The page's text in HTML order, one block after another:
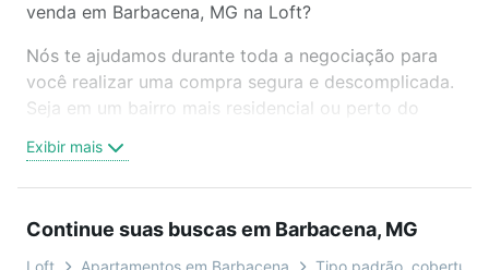
venda em Barbacena, MG na Loft?
Nós te ajudamos durante toda a negociação para
você realizar uma compra segura e descomplicada.
Seja em um bairro mais residencial ou perto do
oferta ideal de Apartamentos com 2 quartos à
venda em Barbacena, MG para conquistar seu
videochamada, é grátis, sem compromisso e você
ainda conta com mais de 46 mil corretores e
Exibir mais
Continue suas buscas em Barbacena, MG
Loft Apartamentos em Barbacena Tipo padrão,